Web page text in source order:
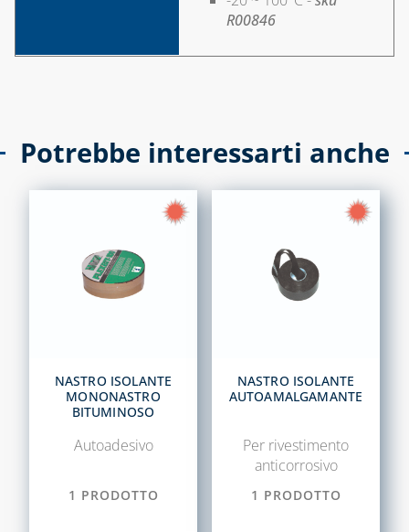
R00846
Potrebbe interessarti anche
NASTRO ISOLANTE
MONONASTRO
BITUMINOSO
Autoadesivo
1 PRODOTTO
NASTRO ISOLANTE
AUTOAMALGAMANTE
Per rivestimento
anticorrosivo
1 PRODOTTO